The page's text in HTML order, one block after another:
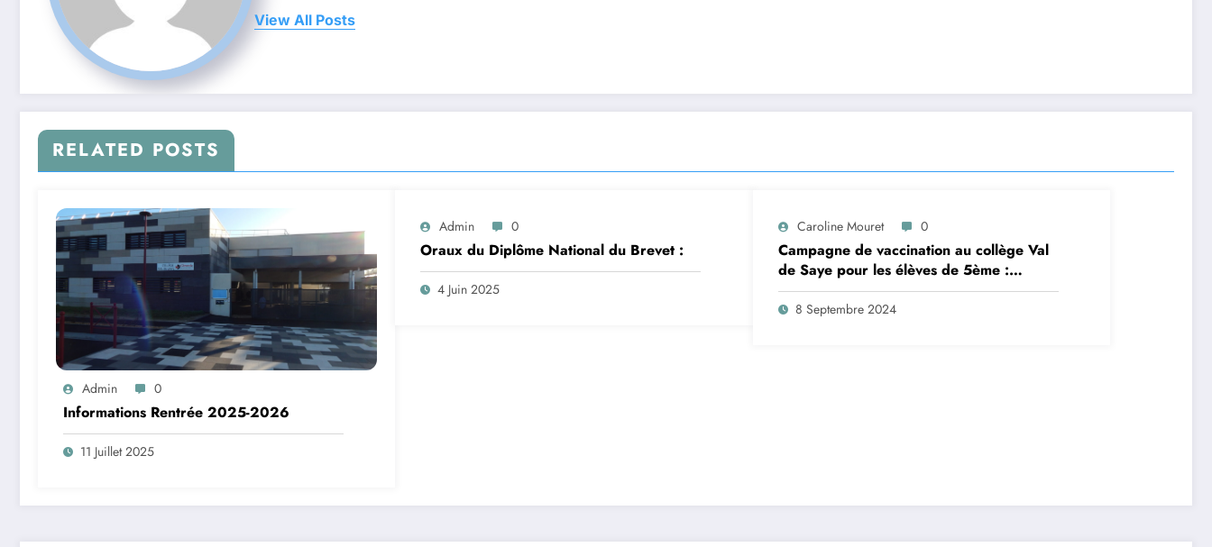
View All Posts
RELATED POSTS
Admin 0
Informations Rentrée 2025-2026
11 Juillet 2025
Admin 0
Oraux du Diplôme National du Brevet :
4 Juin 2025
Caroline Mouret 0
Campagne de vaccination au collège Val
de Saye pour les élèves de 5ème :
inscription en ligne avant le 28
septembre 2024
8 Septembre 2024